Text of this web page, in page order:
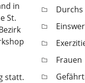
in
St.
statt.
Frauen